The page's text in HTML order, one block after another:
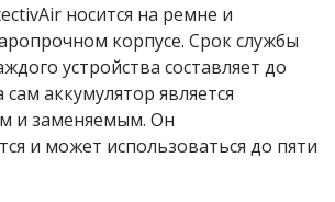
носится на ремне и
корпусе. Срок службы
устройства составляет до
аккумулятор является
и заменяемым. Он
и может использоваться до пяти